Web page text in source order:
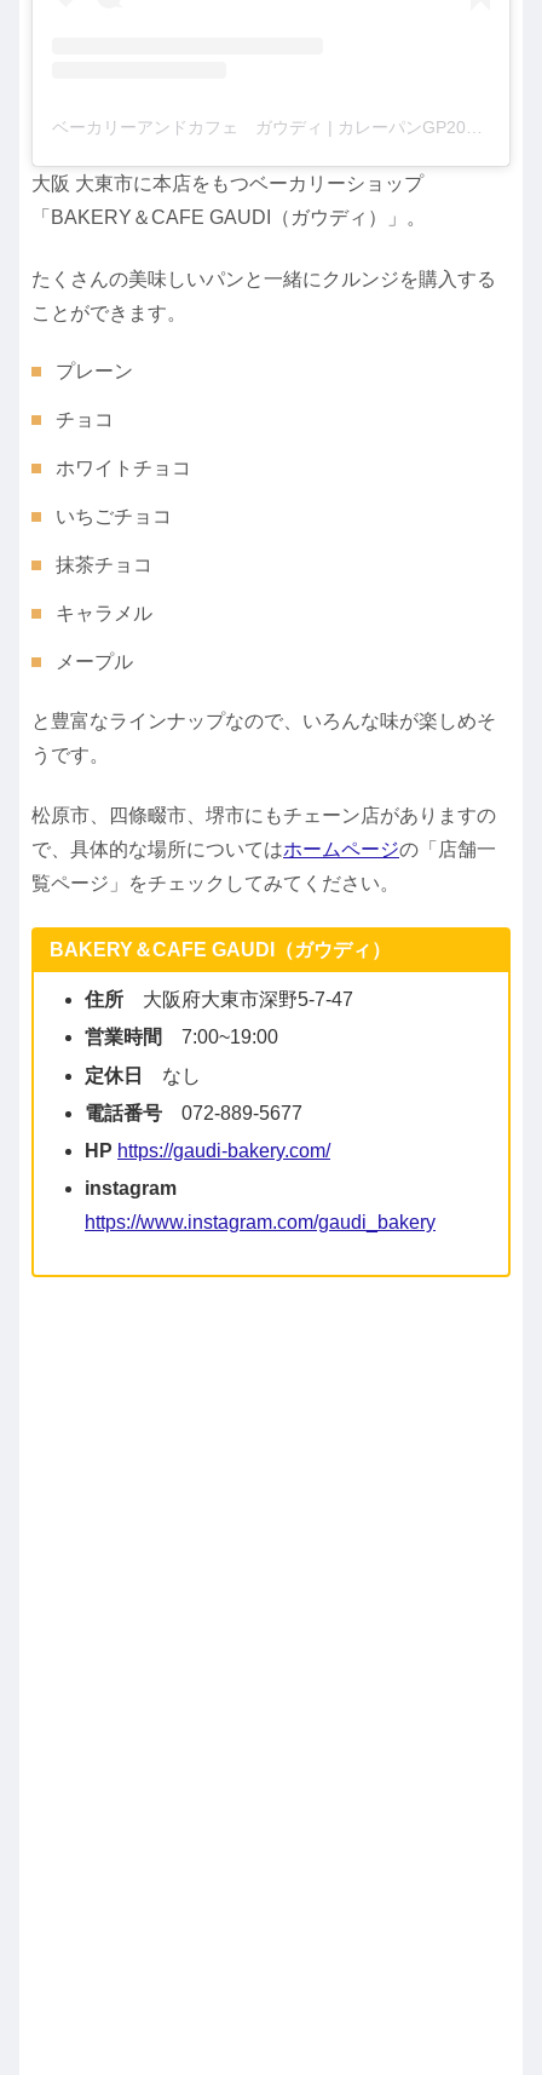
ベーカリーアンドカフェ ガウディ | カレーパンGP2023金賞受賞(@gaudi_bakery)がシェアした投稿
大阪 大東市に本店をもつベーカリーショップ
「BAKERY＆CAFE GAUDI（ガウディ）」。
たくさんの美味しいパンと一緒にクルンジを購入する
ことができます。
プレーン
チョコ
ホワイトチョコ
いちごチョコ
抹茶チョコ
キャラメル
メープル
と豊富なラインナップなので、いろんな味が楽しめそ
うです。
松原市、四條畷市、堺市にもチェーン店がありますの
で、具体的な場所についてはホームページの「店舗一
覧ページ」をチェックしてみてください。
BAKERY＆CAFE GAUDI（ガウディ）
住所​大阪府大東市深野5-7-47
営業時間
7:00~19:00
定休日 なし
電話番号072-889-5677
HP https://gaudi-bakery.com/
instagram
https://www.instagram.com/gaudi_bakery